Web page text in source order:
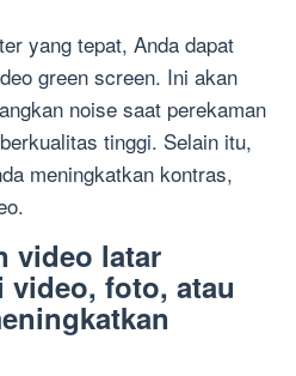
yang tepat, Anda dapat
green screen. Ini akan
noise saat perekaman
tinggi. Selain itu,
meningkatkan kontras,
video latar
video, foto, atau